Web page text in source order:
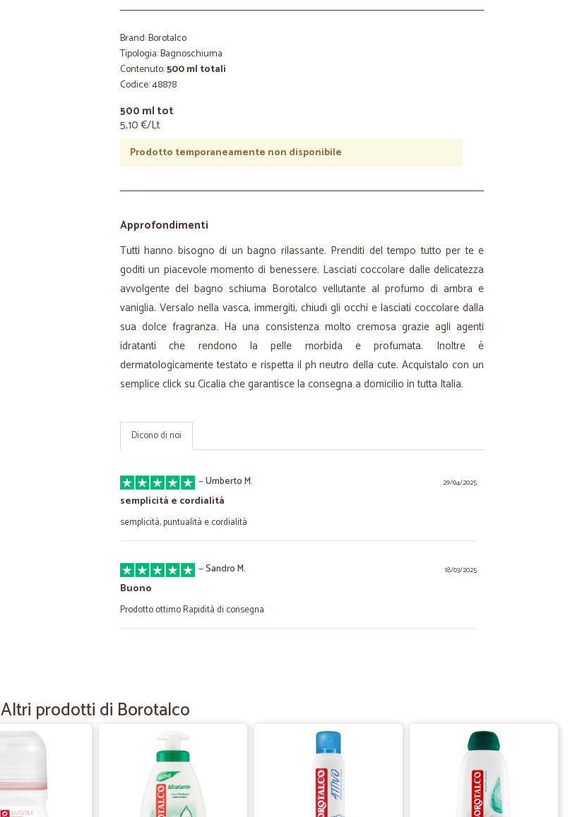
Brand: Borotalco
Tipologia: Bagnoschiuma
Contenuto:500 ml totali
Codice: 48878
500 ml tot
5,10 €/Lt
Prodotto temporaneamente non disponibile
Approfondimenti
Tutti hanno bisogno di un bagno rilassante. Prenditi del tempo tutto per te e
goditi un piacevole momento di benessere. Lasciati coccolare dalle delicatezza
avvolgente del bagno schiuma Borotalco vellutante al profumo di ambra e
vaniglia. Versalo nella vasca, immergiti, chiudi gli occhi e lasciati coccolare dalla
sua dolce fragranza. Ha una consistenza molto cremosa grazie agli agenti
idratanti che rendono la pelle morbida e profumata. Inoltre è
dermatologicamente testato e rispetta il ph neutro della cute. Acquistalo con un
semplice click su Cicalia che garantisce la consegna a domicilio in tutta Italia.
Dicono di noi
29/04/2025
—Umberto M.
semplicità e cordialità
semplicità, puntualità e cordialità
18/03/2025
—Sandro M.
Buono
Prodotto ottimo Rapidità di consegna
14/01/2022
Ho ordinato da loro una volta però sono…
Ho ordinato da loro una volta però sono contenta con risultato. Non devo pensare più da
portare roba pesante da supermercato a casa mia. Ho fatto ordine 08.01.2022, dovevano
consegnarla con STEF 12.01.2022 però purtroppo io non ho potuto accettare ordine quel
Altri prodotti di Borotalco